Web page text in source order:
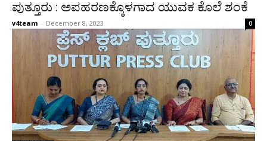
ಪುತ್ತೂರು : ಅಪಹರಣಕ್ಕೊಳಗಾದ ಯುವಕ ಕೊಲೆ ಶಂಕೆ
v4team - December 8, 2023 0